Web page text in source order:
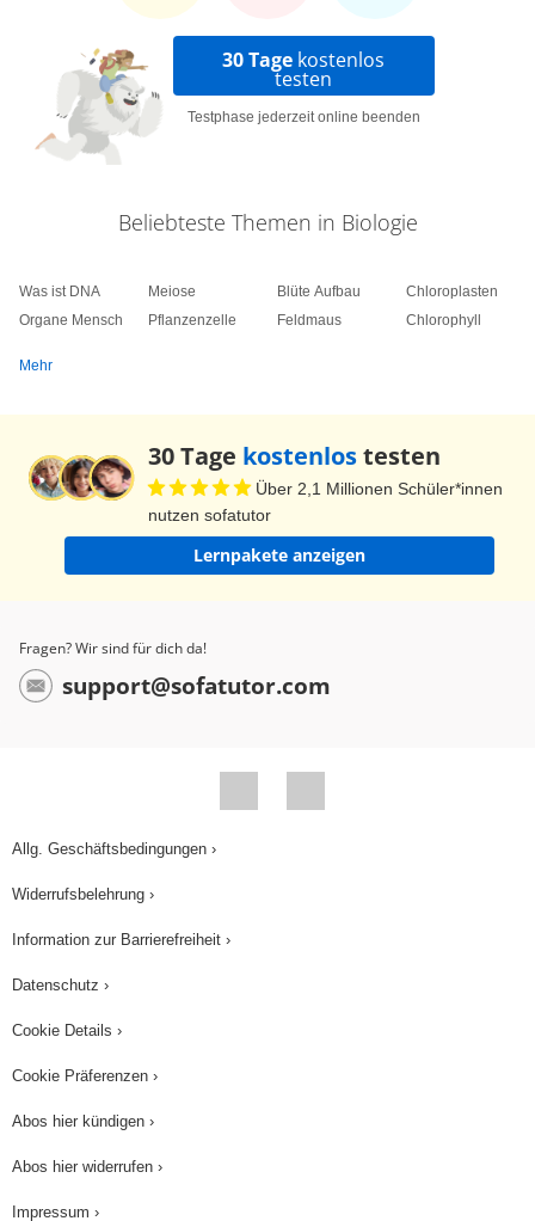
30 Tage kostenlos
testen
Testphase jederzeit online beenden
Beliebteste Themen in Biologie
Was ist DNA
Organe Mensch
Meiose
Pflanzenzelle
Blüte Aufbau
Feldmaus
Chloroplasten
Chlorophyll
Mehr
30 Tage kostenlostesten
Über 2,1 Millionen Schüler*innen
nutzen sofatutor
Lernpakete anzeigen
Fragen? Wir sind für dich da!
support@sofatutor.com
Allg. Geschäftsbedingungen ›
Widerrufsbelehrung ›
Information zur Barrierefreiheit ›
Datenschutz ›
Cookie Details ›
Cookie Präferenzen ›
Abos hier kündigen ›
Abos hier widerrufen ›
Impressum ›